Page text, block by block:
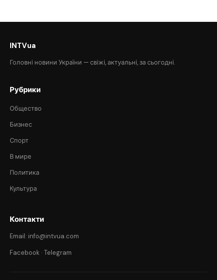
INTVua
Головні новини України — свіжі, актуальні, за сьогодні.
Рубрики
Общество
Бизнес
Спорт
В мире
Политика
Культура
Контакти
Email: info@intvua.com
Facebook · Telegram